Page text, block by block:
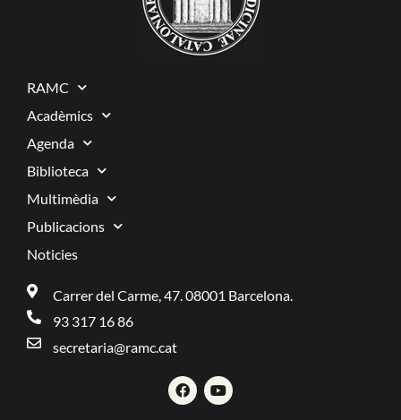
RAMC
Acadèmics
Agenda
Biblioteca
Multimèdia
Publicacions
Noticies
Carrer del Carme, 47. 08001 Barcelona.
93 317 16 86
secretaria@ramc.cat
F
a
c
Y
o
u